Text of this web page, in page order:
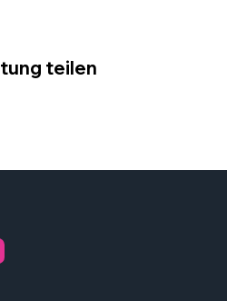
teilen